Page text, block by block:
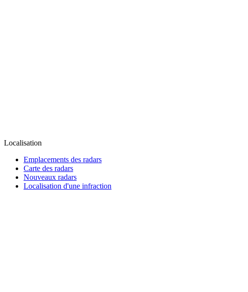
Localisation
Emplacements des radars
Carte des radars
Nouveaux radars
Localisation d'une infraction